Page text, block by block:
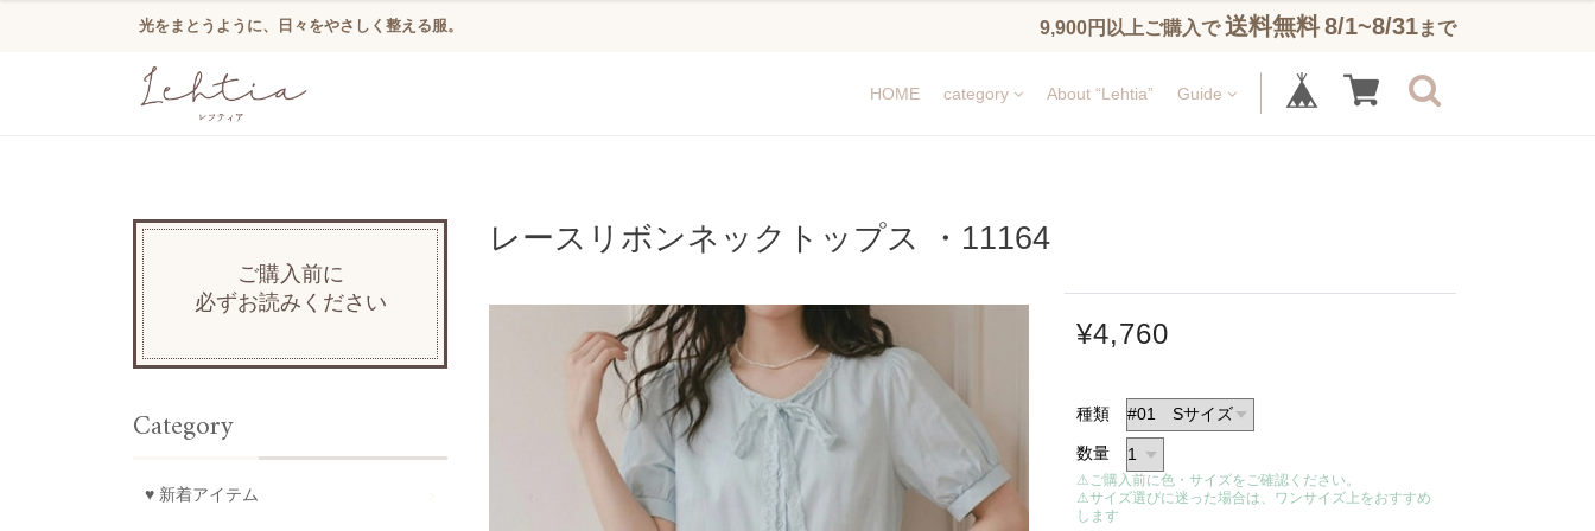
光をまとうように、日々をやさしく整える服。 9,900円以上ご購入で 送料無料8/1~8/31まで
HOME category About “Lehtia” Guide
レースリボンネックトップス ・11164
¥4,760
種類
数量
⚠ご購入前に色・サイズをご確認ください。
⚠サイズ選びに迷った場合は、ワンサイズ上をおすすめ
します
ご購入前に
必ずお読みください
Category
♥ 新着アイテム